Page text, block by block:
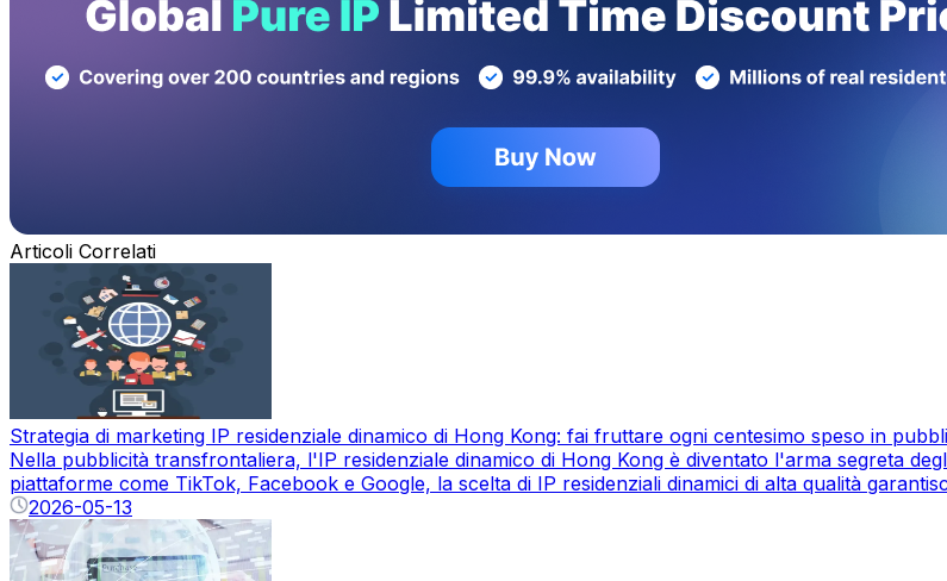
Articoli Correlati
Strategia di marketing IP residenziale dinamico di Hong Kong: fai fruttare ogni centesimo speso in
Nella pubblicità transfrontaliera, l'IP residenziale dinamico di Hong Kong è diventato l'arma segreta
piattaforme come TikTok, Facebook e Google, la scelta di IP residenziali dinamici di alta qualità
2026-05-13